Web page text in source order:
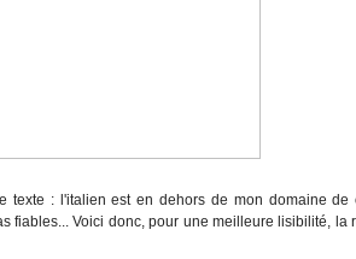
texte : l'italien est en dehors de mon domaine de
fiables... Voici donc, pour une meilleure lisibilité, la